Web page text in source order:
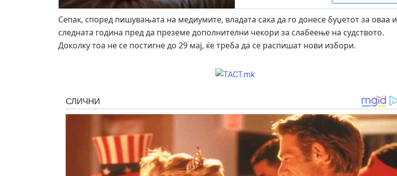
Сепак, според пишувањата на медиумите, владата сака да го донесе буџетот за оваа и
следната година пред да преземе дополнителни чекори за слабеење на судството.
Доколку тоа не се постигне до 29 мај, ќе треба да се распишат нови избори.